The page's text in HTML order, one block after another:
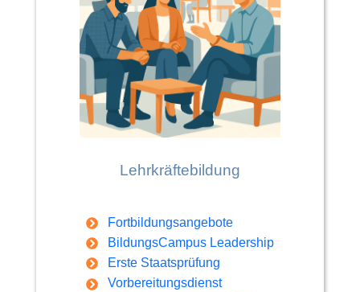
Lehrkräftebildung
Fortbildungsangebote
BildungsCampus Leadership
Erste Staatsprüfung
Vorbereitungsdienst